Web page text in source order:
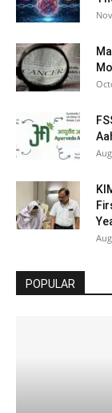
POPULAR